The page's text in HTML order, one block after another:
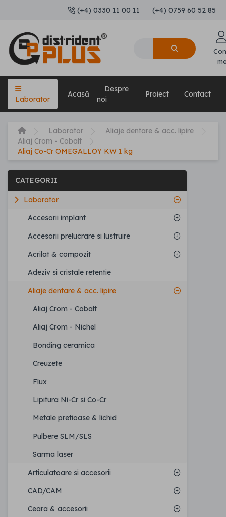
(+4) 0330 11 00 11 (+4) 0759 60 52 85
Laborator
Acasă
Despre
noi
Proiect Contact
Laborator
Aliaje dentare & acc. lipire
Aliaj Crom - Cobalt
Aliaj Co-Cr OMEGALLOY KW 1 kg
CATEGORII
Laborator
Accesorii implant
Accesorii prelucrare si lustruire
Acrilat & compozit
Adeziv si cristale retentie
Aliaje dentare & acc. lipire
Aliaj Crom - Cobalt
Aliaj Crom - Nichel
Bonding ceramica
Creuzete
Flux
Lipitura Ni-Cr si Co-Cr
Metale pretioase & lichid
Pulbere SLM/SLS
Sarma laser
Articulatoare si accesorii
CAD/CAM
Ceara & accesorii